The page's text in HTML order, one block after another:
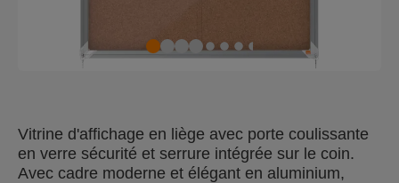
Vitrine d'affichage en liège avec porte coulissante
en verre sécurité et serrure intégrée sur le coin.
Avec cadre moderne et élégant en aluminium,